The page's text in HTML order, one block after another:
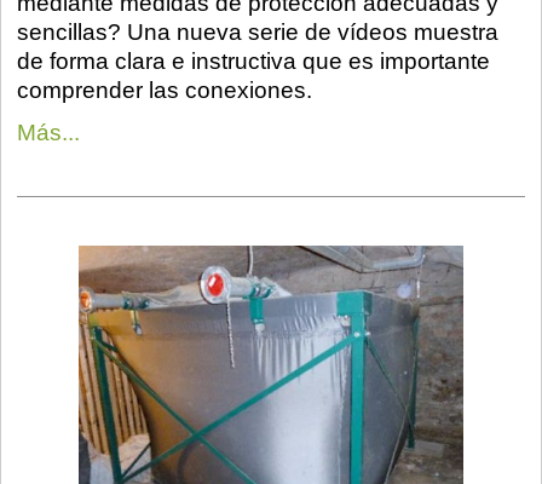
sencillas? Una nueva serie de vídeos muestra
de forma clara e instructiva que es importante
comprender las conexiones.
Más...